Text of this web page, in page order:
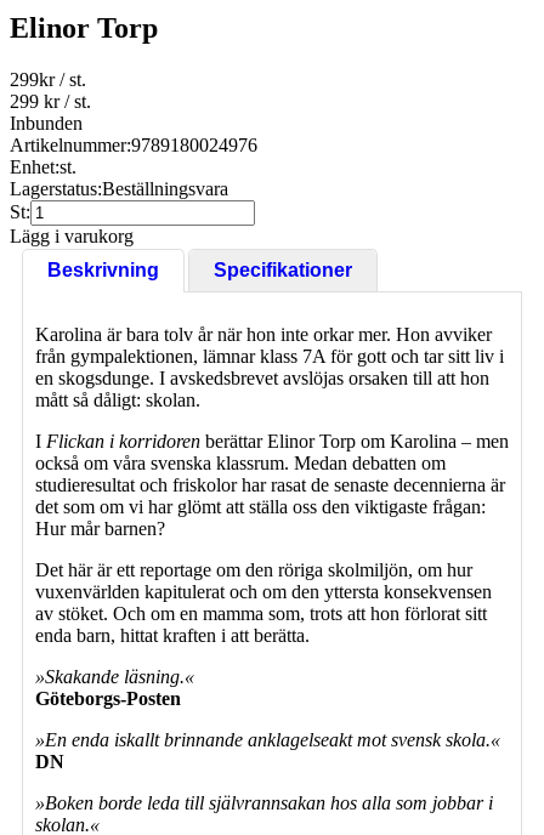
Elinor Torp
299kr/ st.
299 kr/ st.
Inbunden
Artikelnummer:9789180024976
Enhet:st.
Lagerstatus:Beställningsvara
St:
Lägg i varukorg
Beskrivning
Specifikationer
Karolina är bara tolv år när hon inte orkar mer. Hon avviker
från gympalektionen, lämnar klass 7A för gott och tar sitt liv i
en skogsdunge. I avskedsbrevet avslöjas orsaken till att hon
mått så dåligt: skolan.
I Flickan i korridoren berättar Elinor Torp om Karolina – men
också om våra svenska klassrum. Medan debatten om
studieresultat och friskolor har rasat de senaste decennierna är
det som om vi har glömt att ställa oss den viktigaste frågan:
Hur mår barnen?
Det här är ett reportage om den röriga skolmiljön, om hur
vuxenvärlden kapitulerat och om den yttersta konsekvensen
av stöket. Och om en mamma som, trots att hon förlorat sitt
enda barn, hittat kraften i att berätta.
»Skakande läsning.«
Göteborgs-Posten
»En enda iskallt brinnande anklagelseakt mot svensk skola.«
DN
»Boken borde leda till självrannsakan hos alla som jobbar i
skolan.«